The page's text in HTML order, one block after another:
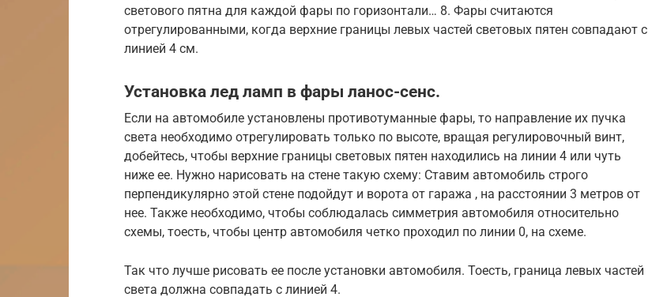
светового пятна для каждой фары по горизонтали… 8. Фары считаются
отрегулированными, когда верхние границы левых частей световых пятен совпадают с
линией 4 см.
Установка лед ламп в фары ланос-сенс.
Если на автомобиле установлены противотуманные фары, то направление их пучка
света необходимо отрегулировать только по высоте, вращая регулировочный винт,
добейтесь, чтобы верхние границы световых пятен находились на линии 4 или чуть
ниже ее. Нужно нарисовать на стене такую схему: Ставим автомобиль строго
перпендикулярно этой стене подойдут и ворота от гаража , на расстоянии 3 метров от
нее. Также необходимо, чтобы соблюдалась симметрия автомобиля относительно
схемы, тоесть, чтобы центр автомобиля четко проходил по линии 0, на схеме.
Так что лучше рисовать ее после установки автомобиля. Тоесть, граница левых частей
света должна совпадать с линией 4.